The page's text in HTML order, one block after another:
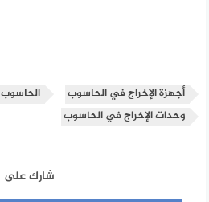
أجهزة الإخراج في الحاسوب
الحاسوب
وحدات الإخراج في الحاسوب
شارك على